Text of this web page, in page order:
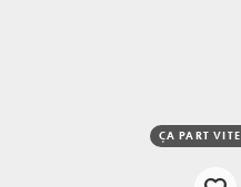
ÇA PART VITE